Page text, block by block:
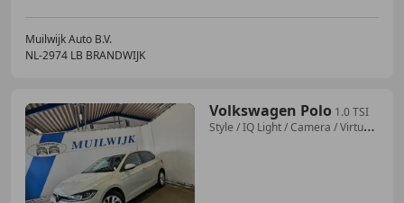
Muilwijk Auto B.V.
NL-2974 LB BRANDWIJK
Volkswagen Polo 1.0 TSI
Style / IQ Light / Camera / Virtual /